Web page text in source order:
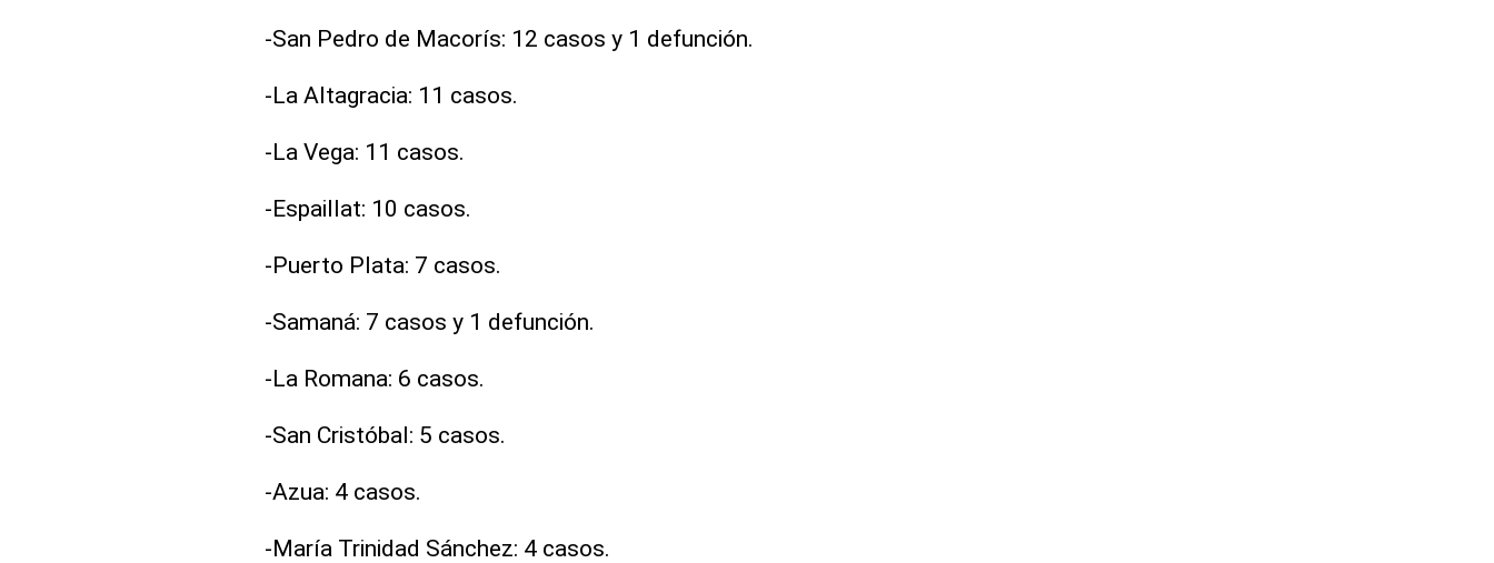
-San Pedro de Macorís: 12 casos y 1 defunción.
-La Altagracia: 11 casos.
-La Vega: 11 casos.
-Espaillat: 10 casos.
-Puerto Plata: 7 casos.
-Samaná: 7 casos y 1 defunción.
-La Romana: 6 casos.
-San Cristóbal: 5 casos.
-Azua: 4 casos.
-María Trinidad Sánchez: 4 casos.